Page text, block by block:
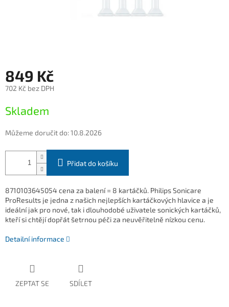
849 Kč
702 Kč bez DPH
cena:
Skladem
Můžeme doručit do:10.8.2026
Přidat do košíku
8710103645054 cena za balení = 8 kartáčků. Philips Sonicare
ProResults je jedna z našich nejlepších kartáčkových hlavice a je
ideální jak pro nové, tak i dlouhodobé uživatele sonických kartáčků,
kteří si chtějí dopřát šetrnou péči za neuvěřitelně nízkou cenu.
Detailní informace
ZEPTAT SE SDÍLET